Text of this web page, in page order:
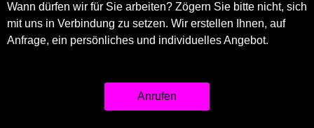
Wann dürfen wir für Sie arbeiten? Zögern Sie bitte nicht, sich
mit uns in Verbindung zu setzen. Wir erstellen Ihnen, auf
Anfrage, ein persönliches und individuelles Angebot.
Anrufen